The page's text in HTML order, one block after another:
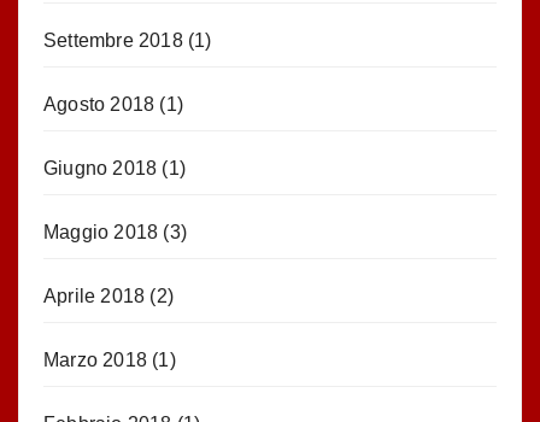
Settembre 2018(1)
Agosto 2018 (1)
Giugno 2018 (1)
Maggio 2018 (3)
Aprile 2018 (2)
Marzo 2018 (1)